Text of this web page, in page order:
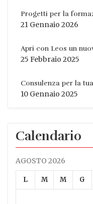
Progetti per la
21 Gennaio 2026
Apri con Leos un
25 Febbraio 2025
Consulenza per la
10 Gennaio 2025
Calendario
AGOSTO 2026
L M M G